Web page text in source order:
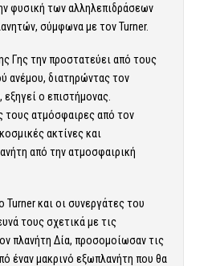
φυσική των αλληλεπιδράσεων
σύμφωνα με τον Turner.
Γης την προστατεύει από τους
ανέμου, διατηρώντας τον
ο επιστήμονας.
τους ατμόσφαιρες από τον
ακτίνες και
από την ατμοσφαιρική
Turner και οι συνεργάτες του
τους σχετικά με τις
πλανήτη Δία, προσομοίωσαν τις
έναν μακρινό εξωπλανήτη που θα